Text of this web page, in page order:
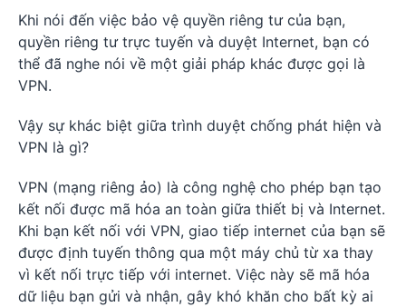
Khi nói đến việc bảo vệ quyền riêng tư của bạn,
quyền riêng tư trực tuyến và duyệt Internet, bạn có
thể đã nghe nói về một giải pháp khác được gọi là
VPN.
Vậy sự khác biệt giữa trình duyệt chống phát hiện và
VPN là gì?
VPN (mạng riêng ảo) là công nghệ cho phép bạn tạo
kết nối được mã hóa an toàn giữa thiết bị và Internet.
Khi bạn kết nối với VPN, giao tiếp internet của bạn sẽ
được định tuyến thông qua một máy chủ từ xa thay
vì kết nối trực tiếp với internet. Việc này sẽ mã hóa
dữ liệu bạn gửi và nhận, gây khó khăn cho bất kỳ ai